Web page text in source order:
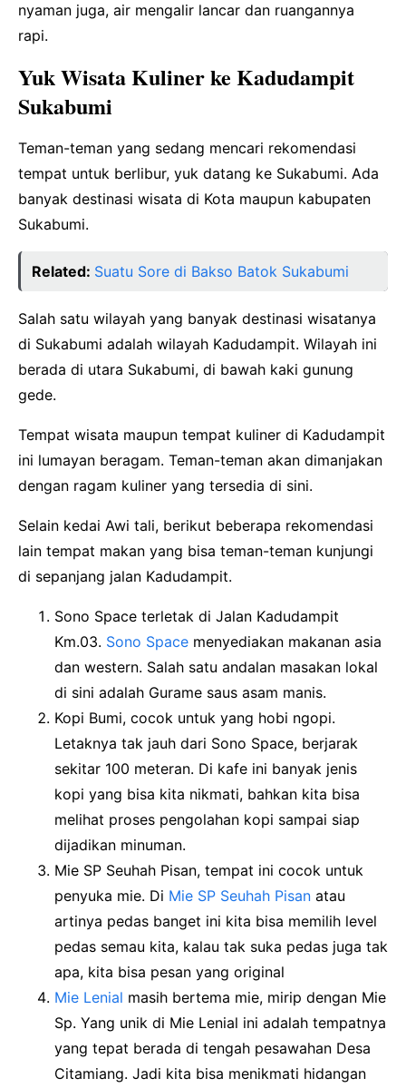
nyaman juga, air mengalir lancar dan ruangannya
rapi.
Yuk Wisata Kuliner ke Kadudampit
Sukabumi
Teman-teman yang sedang mencari rekomendasi
tempat untuk berlibur, yuk datang ke Sukabumi. Ada
banyak destinasi wisata di Kota maupun kabupaten
Sukabumi.
Related: Suatu Sore di Bakso Batok Sukabumi
Salah satu wilayah yang banyak destinasi wisatanya
di Sukabumi adalah wilayah Kadudampit. Wilayah ini
berada di utara Sukabumi, di bawah kaki gunung
gede.
Tempat wisata maupun tempat kuliner di Kadudampit
ini lumayan beragam. Teman-teman akan dimanjakan
dengan ragam kuliner yang tersedia di sini.
Selain kedai Awi tali, berikut beberapa rekomendasi
lain tempat makan yang bisa teman-teman kunjungi
di sepanjang jalan Kadudampit.
Sono Space terletak di Jalan Kadudampit
Km.03. Sono Space menyediakan makanan asia
dan western. Salah satu andalan masakan lokal
di sini adalah Gurame saus asam manis.
Kopi Bumi, cocok untuk yang hobi ngopi.
Letaknya tak jauh dari Sono Space, berjarak
sekitar 100 meteran. Di kafe ini banyak jenis
kopi yang bisa kita nikmati, bahkan kita bisa
melihat proses pengolahan kopi sampai siap
dijadikan minuman.
Mie SP Seuhah Pisan, tempat ini cocok untuk
penyuka mie. Di Mie SP Seuhah Pisan atau
artinya pedas banget ini kita bisa memilih level
pedas semau kita, kalau tak suka pedas juga tak
apa, kita bisa pesan yang original
Mie Lenial masih bertema mie, mirip dengan Mie
Sp. Yang unik di Mie Lenial ini adalah tempatnya
yang tepat berada di tengah pesawahan Desa
Citamiang. Jadi kita bisa menikmati hidangan